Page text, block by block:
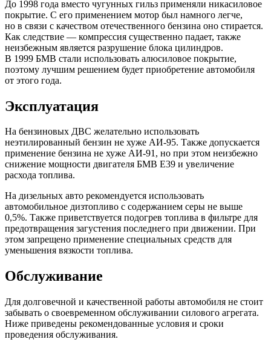
До 1998 года вместо чугунных гильз применяли никасиловое
покрытие. С его применением мотор был намного легче,
но в связи с качеством отечественного бензина оно стирается.
Как следствие — компрессия существенно падает, также
неизбежным является разрушение блока цилиндров.
В 1999 БМВ стали использовать алюсиловое покрытие,
поэтому лучшим решением будет приобретение автомобиля
от этого года.
Эксплуатация
На бензиновых ДВС желательно использовать
неэтилированный бензин не хуже АИ-95. Также допускается
применение бензина не хуже АИ-91, но при этом неизбежно
снижение мощности двигателя БМВ Е39 и увеличение
расхода топлива.
На дизельных авто рекомендуется использовать
автомобильное дизтопливо с содержанием серы не выше
0,5%. Также приветствуется подогрев топлива в фильтре для
предотвращения загустения последнего при движении. При
этом запрещено применение специальных средств для
уменьшения вязкости топлива.
Обслуживание
Для долговечной и качественной работы автомобиля не стоит
забывать о своевременном обслуживании силового агрегата.
Ниже приведены рекомендованные условия и сроки
проведения обслуживания.